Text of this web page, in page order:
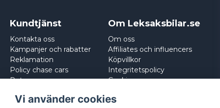
Kundtjänst
Kontakta oss
Kampanjer och rabatter
Reklamation
Policy chase cars
Returnera
Om Leksaksbilar.se
Om oss
Affiliates och influencers
Köpvillkor
Integritetspolicy
Cookies
Vi använder cookies